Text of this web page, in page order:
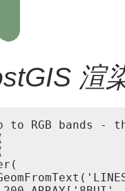
渲
to RGB bands